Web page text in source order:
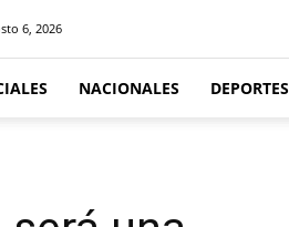
6, 2026
NACIONALES DEPORTES